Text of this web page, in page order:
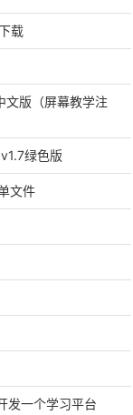
载
文版（屏幕教学注
绿色版
文件
发一个学习平台